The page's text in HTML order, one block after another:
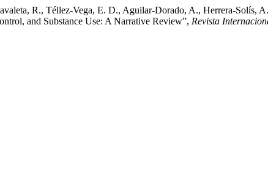
R., Téllez-Vega, E. D., Aguilar-Dorado, A., Herrera-Solís,
and Substance Use: A Narrative Review”, Revista